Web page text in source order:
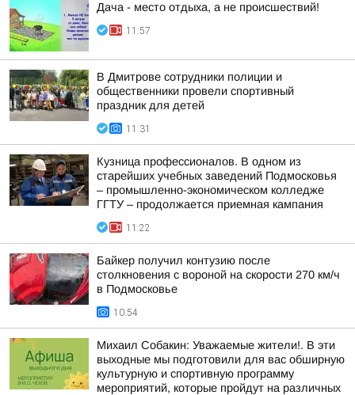
Дача - место отдыха, а не происшествий!
11:57
В Дмитрове сотрудники полиции и
общественники провели спортивный
праздник для детей
11:31
Кузница профессионалов. В одном из
старейших учебных заведений Подмосковья
– промышленно-экономическом колледже
ГГТУ – продолжается приемная кампания
11:22
Байкер получил контузию после
столкновения с вороной на скорости 270 км/ч
в Подмосковье
10:54
Михаил Собакин: Уважаемые жители!. В эти
выходные мы подготовили для вас обширную
культурную и спортивную программу
мероприятий, которые пройдут на различных